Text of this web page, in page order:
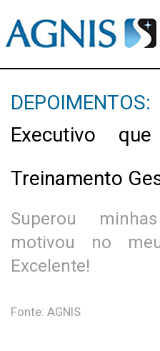
DEPOIMENTOS:
Executivo
Treinamento
Superou
motivou no
Excelente!
Fonte: AGNIS